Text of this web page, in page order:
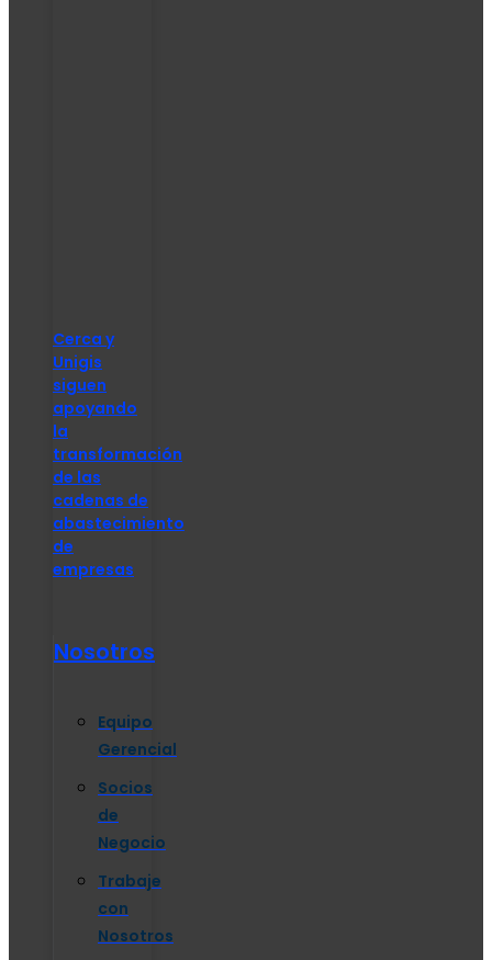
Cerca y
Unigis
siguen
apoyando
la
transformación
de las
cadenas de
abastecimiento
de
empresas
Nosotros
Equipo
Gerencial
Socios
de
Negocio
Trabaje
con
Nosotros